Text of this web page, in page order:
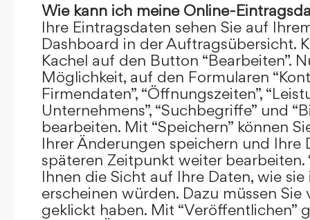
Wie kann ich meine Online-
Ihre Eintragsdaten sehen Sie auf
Dashboard in der Auftragsübersicht.
Kachel auf den Button “Bearbeiten”.
Möglichkeit, auf den Formularen
Firmendaten”, “Öffnungszeiten”,
Unternehmens”, “Suchbegriffe” und
bearbeiten. Mit “Speichern” können
Ihrer Änderungen speichern und Ihre
späteren Zeitpunkt weiter bearbeiten.
Ihnen die Sicht auf Ihre Daten, wie
erscheinen würden. Dazu müssen Sie
geklickt haben. Mit “Veröffentlichen”